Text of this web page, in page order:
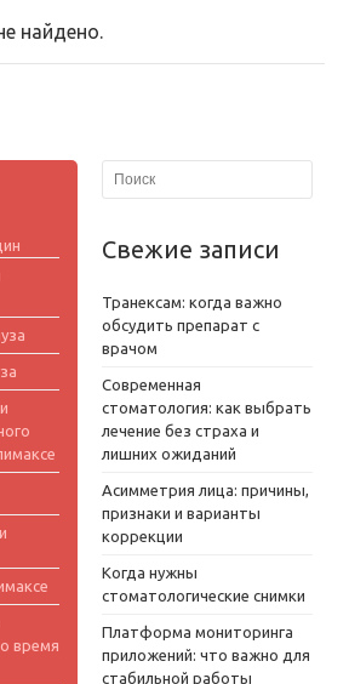
найдено.
время
Свежие записи
Транексам: когда важно
обсудить препарат с
врачом
Современная
стоматология: как выбрать
лечение без страха и
лишних ожиданий
Асимметрия лица: причины,
признаки и варианты
коррекции
Когда нужны
стоматологические снимки
Платформа мониторинга
приложений: что важно для
стабильной работы